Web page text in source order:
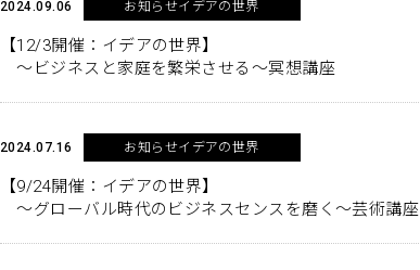
2024.09.06 お知らせイデアの世界
【12/3開催：イデアの世界】
～ビジネスと家庭を繁栄させる～冥想講座
2024.07.16 お知らせイデアの世界
【9/24開催：イデアの世界】
～グローバル時代のビジネスセンスを磨く～芸術講座